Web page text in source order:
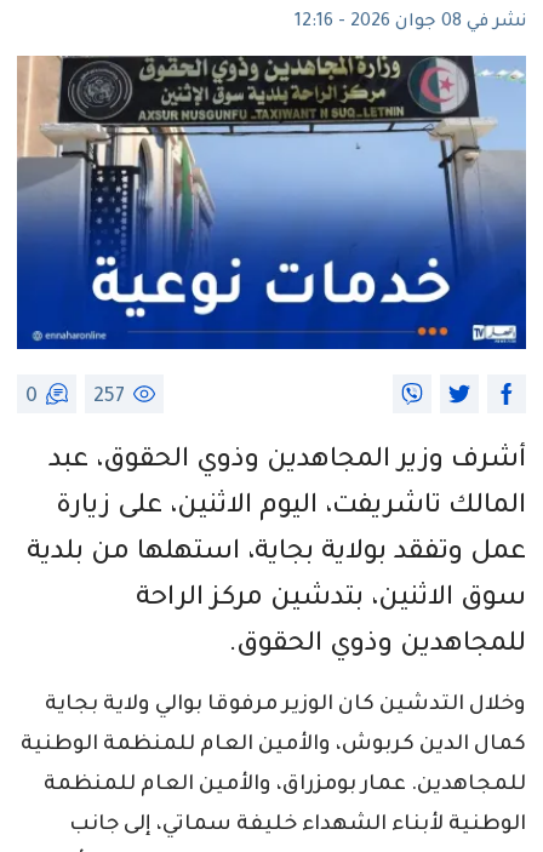
نشر في 08 جوان 2026 - 12:16
257
0
أشرف وزير المجاهدين وذوي الحقوق، عبد
المالك تاشريفت، اليوم الاثنين، على زيارة
عمل وتفقد بولاية بجاية، استهلها من بلدية
سوق الاثنين، بتدشين مركز الراحة
للمجاهدين وذوي الحقوق.
وخلال التدشين كان الوزير مرفوقا بوالي ولاية بجاية
كمال الدين كربوش، والأمين العام للمنظمة الوطنية
للمجاهدين. عمار بومزراق، والأمين العام للمنظمة
الوطنية لأبناء الشهداء خليفة سماتي، إلى جانب